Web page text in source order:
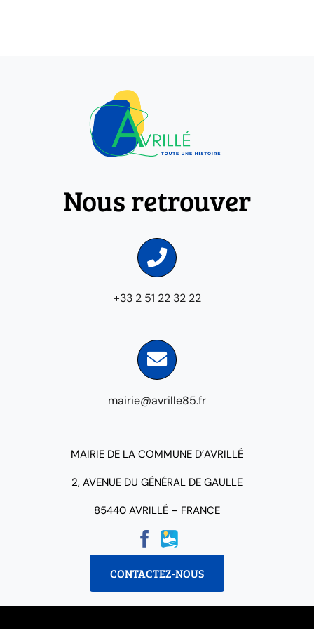
Nous retrouver
+33 2 51 22 32 22
mairie@avrille85.fr
MAIRIE DE LA COMMUNE D’AVRILLÉ
2, AVENUE DU GÉNÉRAL DE GAULLE
85440 AVRILLÉ – FRANCE
CONTACTEZ-NOUS